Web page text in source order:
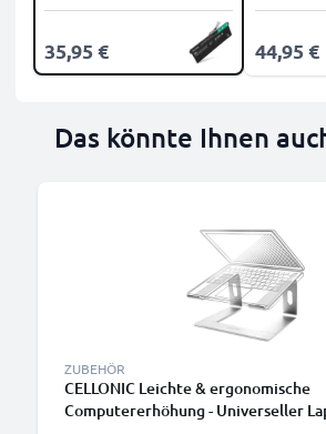
35,95 € 44,95 €
Das könnte Ihnen
ZUBEHÖR
CELLONIC Leichte & ergonomische
Computererhöhung - Universeller